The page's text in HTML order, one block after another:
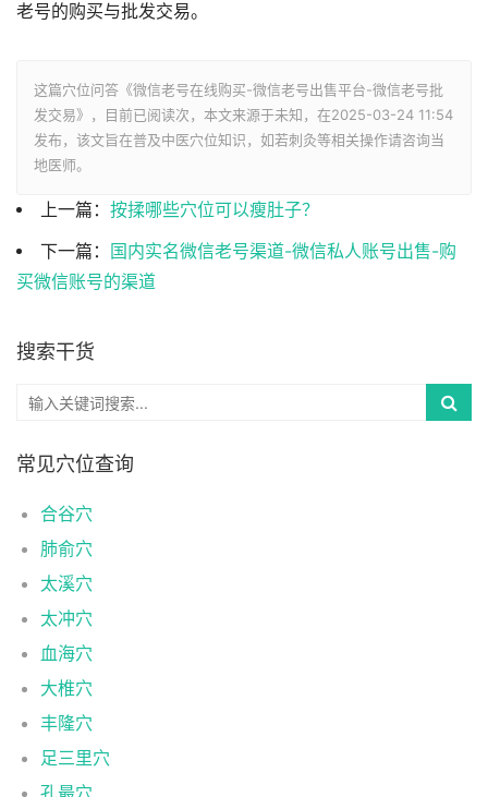
老号的购买与批发交易‌。
这篇穴位问答《微信老号在线购买-微信老号出售平台-微信老号批
发交易》，目前已阅读次，本文来源于未知，在2025-03-24 11:54
发布，该文旨在普及中医穴位知识，如若刺灸等相关操作请咨询当
地医师。
上一篇： 按揉哪些穴位可以瘦肚子？
下一篇：
国内实名微信老号渠道-微信私人账号出售-购
买微信账号的渠道
搜索干货
常见穴位查询
合谷穴
肺俞穴
太溪穴
太冲穴
血海穴
大椎穴
丰隆穴
足三里穴
孔最穴